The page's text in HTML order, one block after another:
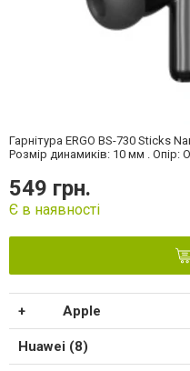
Гарнітура ERGO BS-730 Sticks
Розмір динамиків: 10 мм . Опір:
549 грн.
Є в наявності
Apple
Huawei (8)